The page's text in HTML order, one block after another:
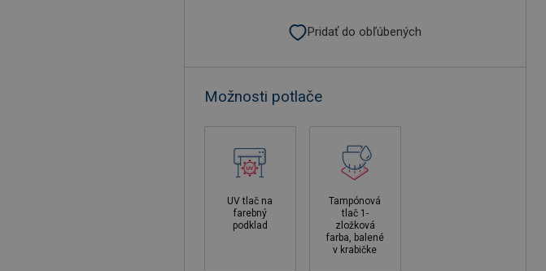
Pridať do obľúbených
Možnosti potlače
UV tlač na
farebný
podklad
Tampónová
tlač 1-
zložková
farba, balené
v krabičke